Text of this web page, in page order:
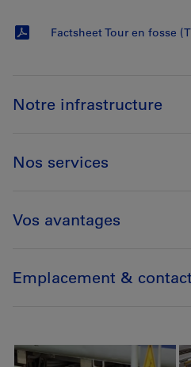
Factsheet Tour en fosse
Notre infrastructure
Nos services
Vos avantages
Emplacement & contact